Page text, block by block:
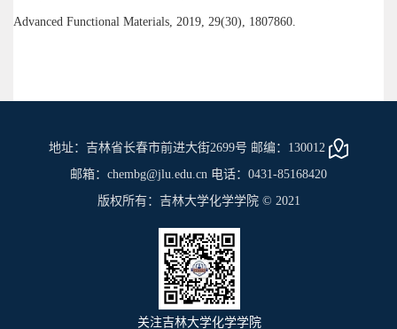
Advanced Functional Materials, 2019, 29(30), 1807860.
地址：吉林省长春市前进大街2699号 邮编：130012
邮箱：chembg@jlu.edu.cn 电话：0431-85168420
版权所有：吉林大学化学学院 © 2021
关注吉林大学化学学院